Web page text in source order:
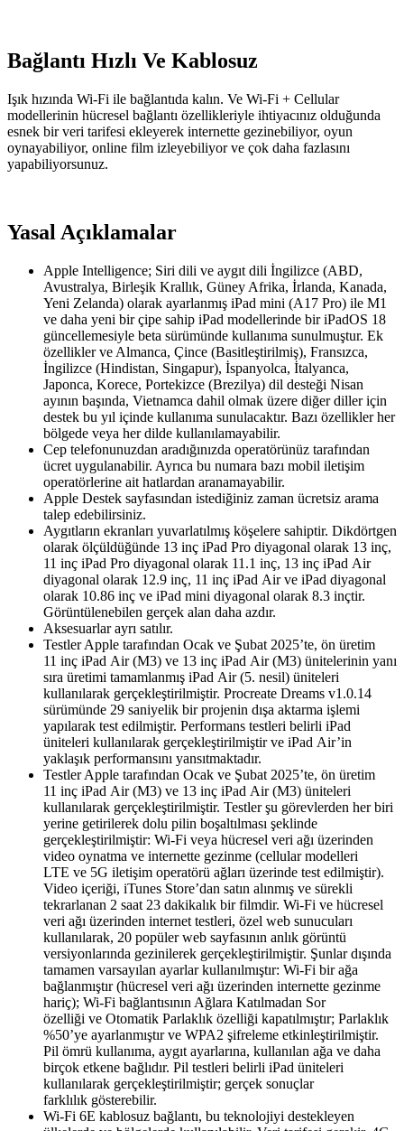
Bağlantı Hızlı Ve Kablosuz
Işık hızında Wi-Fi ile bağlantıda kalın. Ve Wi‑Fi + Cellular
modellerinin hücresel bağlantı özellikleriyle ihtiyacınız olduğunda
esnek bir veri tarifesi ekleyerek internette gezinebiliyor, oyun
oynayabiliyor, online film izleyebiliyor ve çok daha fazlasını
yapabiliyorsunuz.
Yasal Açıklamalar
Apple Intelligence; Siri dili ve aygıt dili İngilizce (ABD,
Avustralya, Birleşik Krallık, Güney Afrika, İrlanda, Kanada,
Yeni Zelanda) olarak ayarlanmış iPad mini (A17 Pro) ile M1
ve daha yeni bir çipe sahip iPad modellerinde bir iPadOS 18
güncellemesiyle beta sürümünde kullanıma sunulmuştur. Ek
özellikler ve Almanca, Çince (Basitleştirilmiş), Fransızca,
İngilizce (Hindistan, Singapur), İspanyolca, İtalyanca,
Japonca, Korece, Portekizce (Brezilya) dil desteği Nisan
ayının başında, Vietnamca dahil olmak üzere diğer diller için
destek bu yıl içinde kullanıma sunulacaktır. Bazı özellikler her
bölgede veya her dilde kullanılamayabilir.
Cep telefonunuzdan aradığınızda operatörünüz tarafından
ücret uygulanabilir. Ayrıca bu numara bazı mobil iletişim
operatörlerine ait hatlardan aranamayabilir.
Apple Destek sayfasından istediğiniz zaman ücretsiz arama
talep edebilirsiniz.
Aygıtların ekranları yuvarlatılmış köşelere sahiptir. Dikdörtgen
olarak ölçüldüğünde 13 inç iPad Pro diyagonal olarak 13 inç,
11 inç iPad Pro diyagonal olarak 11.1 inç, 13 inç iPad Air
diyagonal olarak 12.9 inç, 11 inç iPad Air ve iPad diyagonal
olarak 10.86 inç ve iPad mini diyagonal olarak 8.3 inçtir.
Görüntülenebilen gerçek alan daha azdır.
Aksesuarlar ayrı satılır.
Testler Apple tarafından Ocak ve Şubat 2025’te, ön üretim
11 inç iPad Air (M3) ve 13 inç iPad Air (M3) ünitelerinin yanı
sıra üretimi tamamlanmış iPad Air (5. nesil) üniteleri
kullanılarak gerçekleştirilmiştir. Procreate Dreams v1.0.14
sürümünde 29 saniyelik bir projenin dışa aktarma işlemi
yapılarak test edilmiştir. Performans testleri belirli iPad
üniteleri kullanılarak gerçekleştirilmiştir ve iPad Air’in
yaklaşık performansını yansıtmaktadır.
Testler Apple tarafından Ocak ve Şubat 2025’te, ön üretim
11 inç iPad Air (M3) ve 13 inç iPad Air (M3) üniteleri
kullanılarak gerçekleştirilmiştir. Testler şu görevlerden her biri
yerine getirilerek dolu pilin boşaltılması şeklinde
gerçekleştirilmiştir: Wi‑Fi veya hücresel veri ağı üzerinden
video oynatma ve internette gezinme (cellular modelleri
LTE ve 5G iletişim operatörü ağları üzerinde test edilmiştir).
Video içeriği, iTunes Store’dan satın alınmış ve sürekli
tekrarlanan 2 saat 23 dakikalık bir filmdir. Wi‑Fi ve hücresel
veri ağı üzerinden internet testleri, özel web sunucuları
kullanılarak, 20 popüler web sayfasının anlık görüntü
versiyonlarında gezinilerek gerçekleştirilmiştir. Şunlar dışında
tamamen varsayılan ayarlar kullanılmıştır: Wi‑Fi bir ağa
bağlanmıştır (hücresel veri ağı üzerinden internette gezinme
hariç); Wi‑Fi bağlantısının Ağlara Katılmadan Sor
özelliği ve Otomatik Parlaklık özelliği kapatılmıştır; Parlaklık
%50’ye ayarlanmıştır ve WPA2 şifreleme etkinleştirilmiştir.
Pil ömrü kullanıma, aygıt ayarlarına, kullanılan ağa ve daha
birçok etkene bağlıdır. Pil testleri belirli iPad üniteleri
kullanılarak gerçekleştirilmiştir; gerçek sonuçlar
farklılık gösterebilir.
Wi‑Fi 6E kablosuz bağlantı, bu teknolojiyi destekleyen